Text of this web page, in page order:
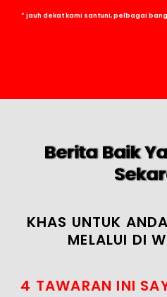
* jauh dekat kami santuni, pelbagai
Berita Baik
KHAS UNTUK
MELALUI DI
4 TAWARAN INI